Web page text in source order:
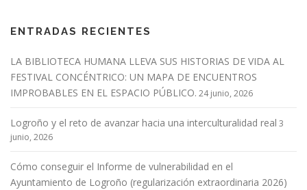
ENTRADAS RECIENTES
LA BIBLIOTECA HUMANA LLEVA SUS HISTORIAS DE VIDA AL
FESTIVAL CONCÉNTRICO: UN MAPA DE ENCUENTROS
IMPROBABLES EN EL ESPACIO PÚBLICO. 24 junio, 2026
Logroño y el reto de avanzar hacia una interculturalidad real 3
junio, 2026
Cómo conseguir el Informe de vulnerabilidad en el
Ayuntamiento de Logroño (regularización extraordinaria 2026)